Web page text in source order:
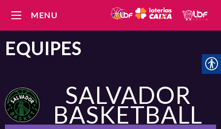
MENU
EQUIPES
SALVADOR
BASKETBALL